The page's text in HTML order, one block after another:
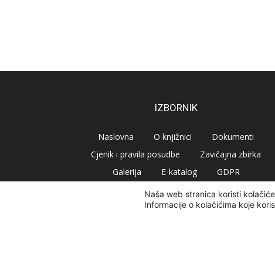
IZBORNIK
Naslovna O knjižnici
Dokumenti
Cjenik i pravila posudbe
Zavičajna zbirka
Galerija
E-katalog GDPR
Naša web stranica koristi
Informacije o kolačićima koje